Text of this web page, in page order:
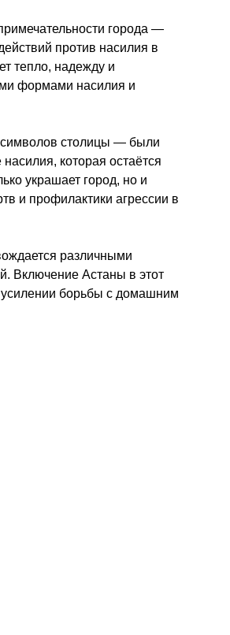
города —
против насилия в
тепло, надежду и
формами насилия и
символов столицы — были
которая остаётся
украшает город, но и
и профилактики агрессии в
различными
Включение Астаны в этот
усилении борьбы с домашним